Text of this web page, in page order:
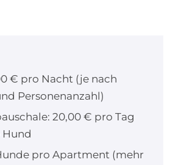
€ pro Nacht (je nach
Personenanzahl)
20,00 € pro Tag
pro Apartment (mehr